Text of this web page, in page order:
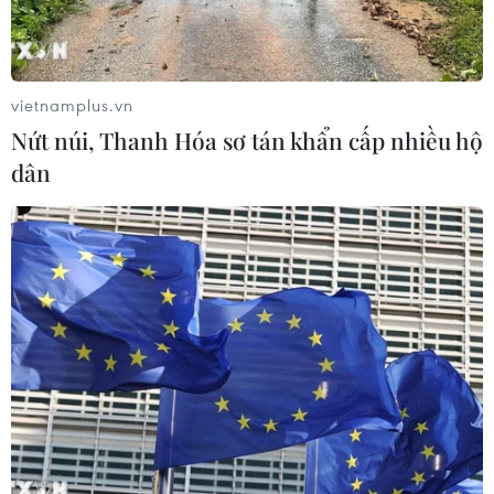
mạch nước ngầm ở 14 giếng cổ xã
Cồn Tiên
06/08/2026 03:01
Phát động Cuộc thi Sáng tạo Video
2026 cho công dân Pháp ngữ
06/08/2026 02:29
Đà Nẵng lần đầu đăng cai chung kết
Hoa hậu Di sản toàn cầu 2026
05/08/2026 11:01
Đà Nẵng chi gần 38 tỷ đồng trang trí
vietnamplus.vn
Nứt núi, Thanh Hóa sơ tán khẩn cấp nhiều hộ
dân